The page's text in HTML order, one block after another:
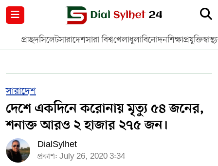
প্রচ্ছদসিলেটসারাদেশসারা বিশ্বখেলাধুলাবিনোদনশিক্ষাপ্রযুক্তি
সারাদেশ
দেশে একদিনে করোনায় মৃত্যু ৫৪ জনের,
শনাক্ত আরও ২ হাজার ২৭৫ জন।
DialSylhet
প্রকাশ: July 26, 2020 3:34
নগর পরিকল্পনা
সুনামগঞ্জ
হবিগঞ্জ
মৌলভীবাজার
জাতীয়
আন্তর্জাতিক
মুক্তমত
YOUTUBE
FACEBOOK
TERMS & CONDITIONS
EDITOR & PUBLISHER : SOHEL AHMED